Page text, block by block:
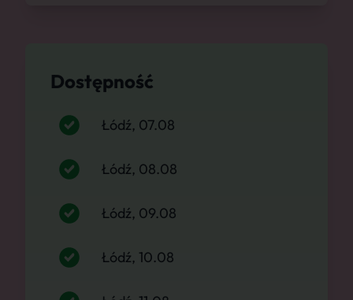
Dostępność
Łódź, 07.08
Łódź, 08.08
Łódź, 09.08
Łódź, 10.08